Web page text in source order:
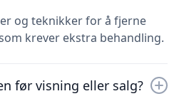
og teknikker for å fjerne
krever ekstra behandling.
før visning eller salg?